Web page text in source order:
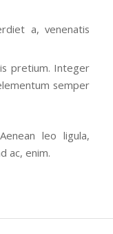
a, venenatis
pretium. Integer
semper
leo ligula,
ac, enim.